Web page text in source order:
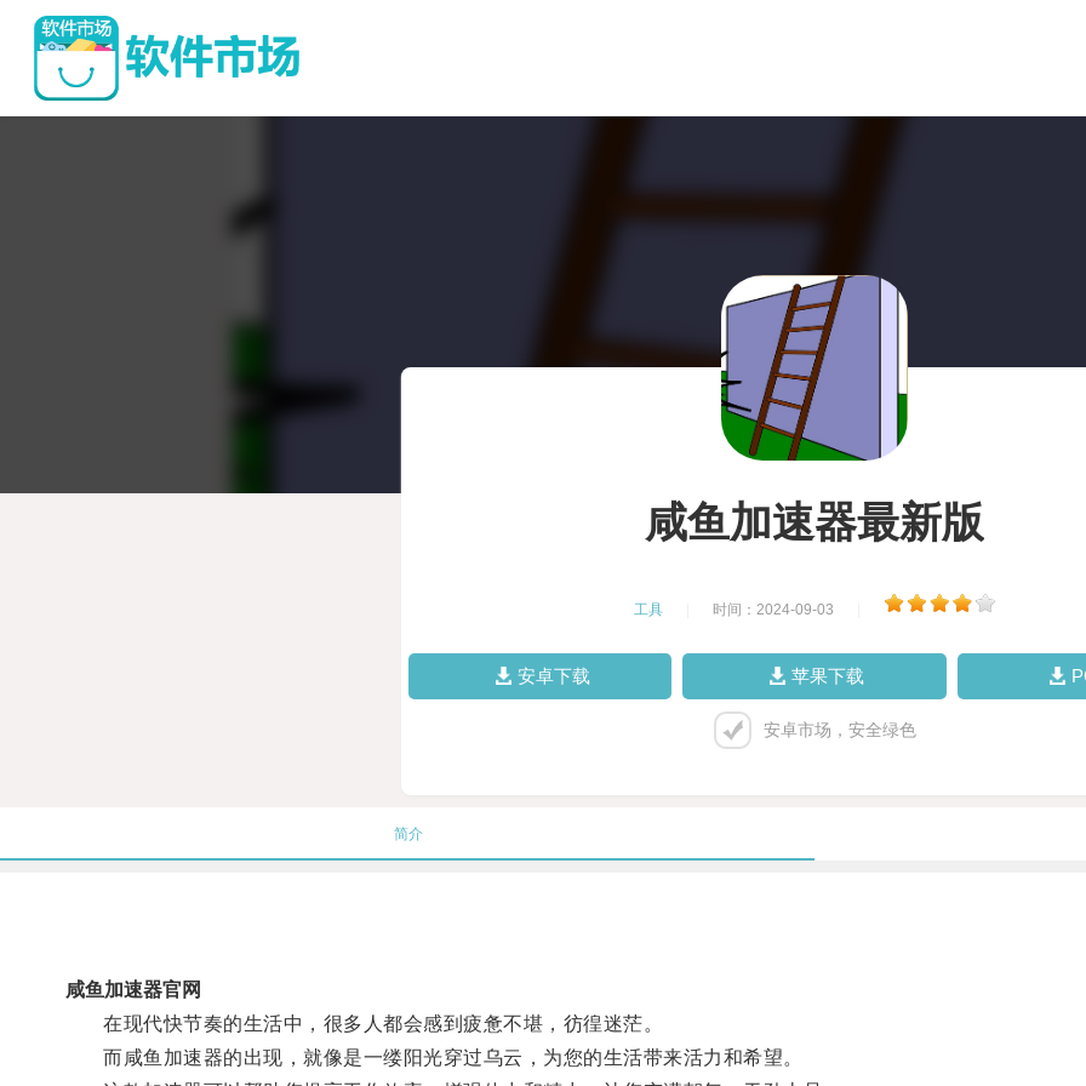
咸鱼加速器最新版
工具 时间：2024-09-03
安卓下载 苹果下载
安卓市场，安全绿色
简介
咸鱼加速器官网
在现代快节奏的生活中，很多人都会感到疲惫不堪，彷徨迷茫。
而咸鱼加速器的出现，就像是一缕阳光穿过乌云，为您的生活带来活力和希望。